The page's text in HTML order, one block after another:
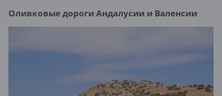
Оливковые дороги Андалусии и Валенсии